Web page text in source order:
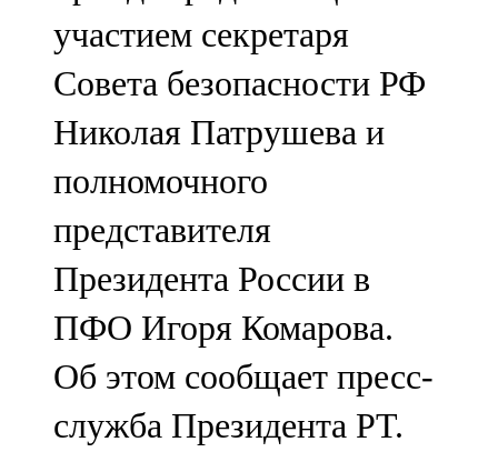
Мөслим
100,0 FM
Нурлат
104,7 FM
Олы Әтнә
71,42 FM
Сарман
107,8 FM
Теләче
участием секретаря
Совета безопасности РФ
Николая Патрушева и
полномочного
представителя
Президента России в
ПФО Игоря Комарова.
Об этом сообщает пресс-
служба Президента РТ.